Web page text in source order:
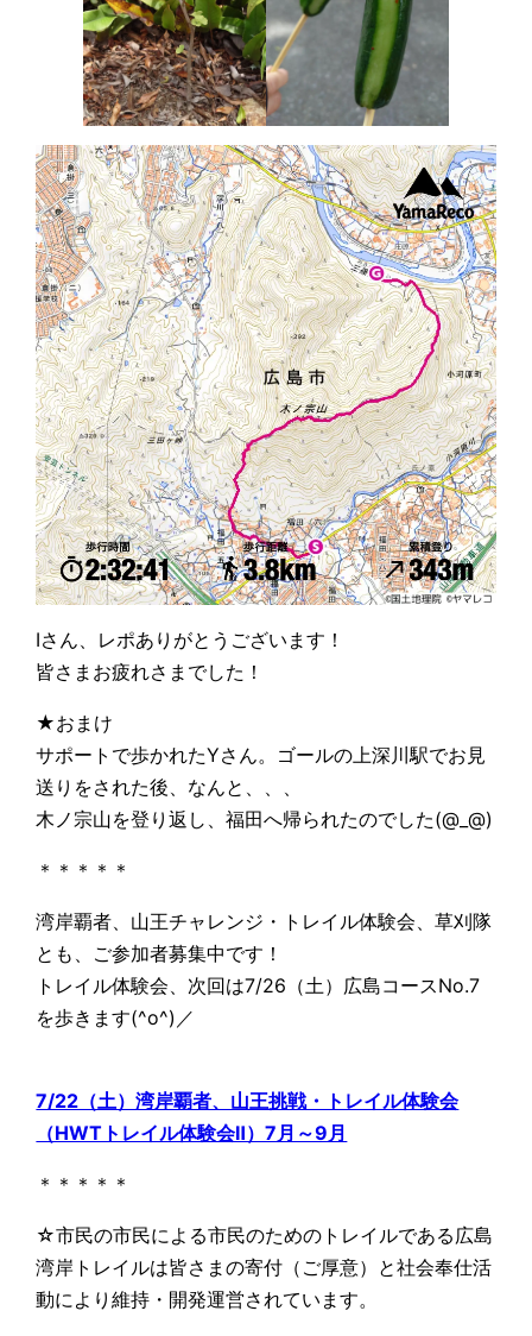
Iさん、レポありがとうございます！
皆さまお疲れさまでした！
★おまけ
サポートで歩かれたYさん。ゴールの上深川駅でお見
送りをされた後、なんと、、、
木ノ宗山を登り返し、福田へ帰られたのでした(@_@)
＊＊＊＊＊
湾岸覇者、山王チャレンジ・トレイル体験会、草刈隊
とも、ご参加者募集中です！
トレイル体験会、次回は7/26（土）広島コースNo.7
を歩きます(^o^)／
7/22（土）湾岸覇者、山王挑戦・トレイル体験会
（HWTトレイル体験会Ⅱ）7月～9月
＊＊＊＊＊
☆市民の市民による市民のためのトレイルである広島
湾岸トレイルは皆さまの寄付（ご厚意）と社会奉仕活
動により維持・開発運営されています。